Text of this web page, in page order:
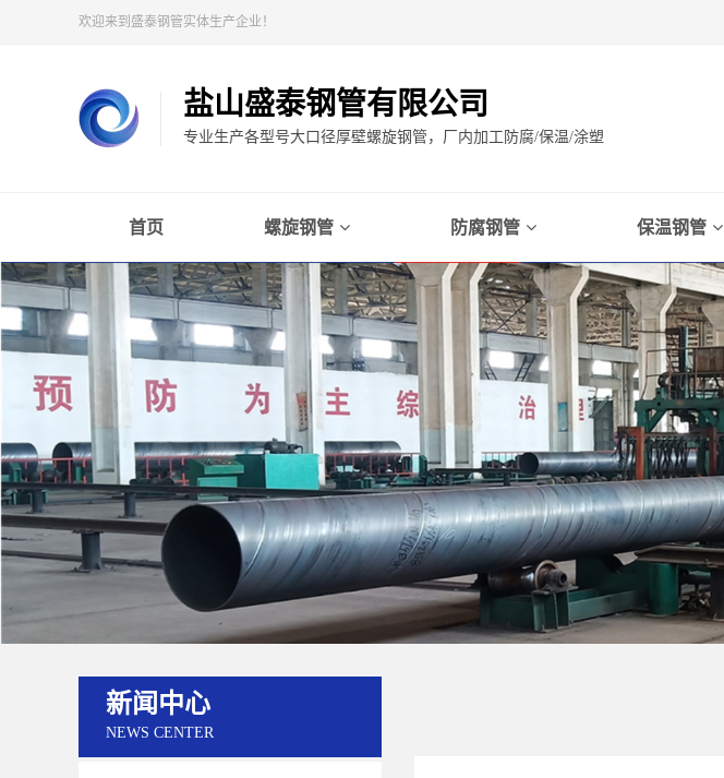
欢迎来到盛泰钢管实体生产企业！
盐山盛泰钢管有限公司
专业生产各型号大口径厚壁螺旋钢管，厂内加工防腐/保温/涂塑
首页 螺旋钢管 防腐钢管 保温钢管
新闻中心
NEWS CENTER